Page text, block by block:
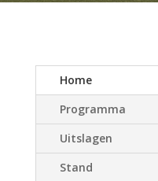
Home
Programma
Uitslagen
Stand